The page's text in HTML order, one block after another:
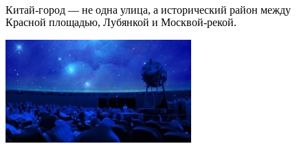
Китай-город — не одна улица, а исторический район между
Красной площадью, Лубянкой и Москвой-рекой.